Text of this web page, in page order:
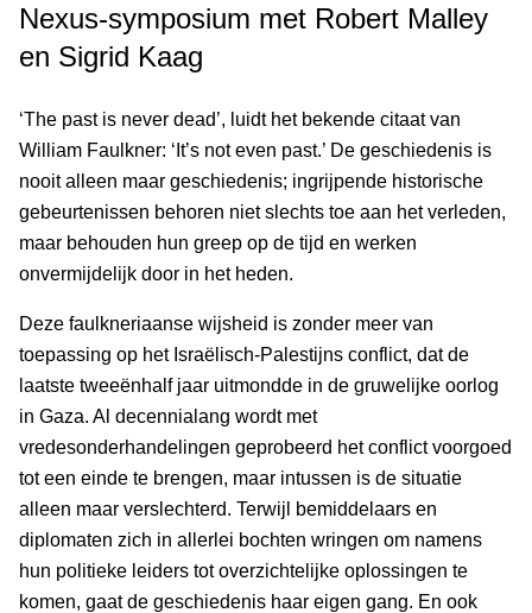
Nexus-symposium met Robert Malley
en Sigrid Kaag
‘The past is never dead’, luidt het bekende citaat van
William Faulkner: ‘It’s not even past.’ De geschiedenis is
nooit alleen maar geschiedenis; ingrijpende historische
gebeurtenissen behoren niet slechts toe aan het verleden,
maar behouden hun greep op de tijd en werken
onvermijdelijk door in het heden.
Deze faulkneriaanse wijsheid is zonder meer van
toepassing op het Israëlisch-Palestijns conflict, dat de
laatste tweeënhalf jaar uitmondde in de gruwelijke oorlog
in Gaza. Al decennialang wordt met
vredesonderhandelingen geprobeerd het conflict voorgoed
tot een einde te brengen, maar intussen is de situatie
alleen maar verslechterd. Terwijl bemiddelaars en
diplomaten zich in allerlei bochten wringen om namens
hun politieke leiders tot overzichtelijke oplossingen te
komen, gaat de geschiedenis haar eigen gang. En ook